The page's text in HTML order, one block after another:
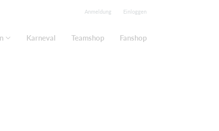
Anmeldung Einloggen
Karneval Teamshop Fanshop